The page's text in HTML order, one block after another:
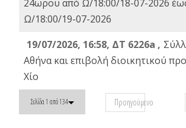
24ωρου από Ω/18:00/18-07-2026
Ω/18:00/19-07-2026
19/07/2026, 16:58, ΔΤ 6226a ,
Αθήνα και επιβολή διοικητικού
Χίο
Σελίδα 1 από 134 Προηγούμενο